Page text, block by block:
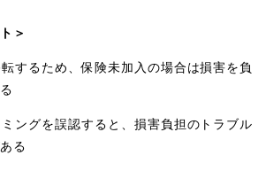
＞
するため、保険未加入の場合は損害を負
ミングを誤認すると、損害負担のトラブル
る